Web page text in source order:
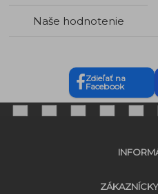
Naše hodnotenie
Zdieľať na
Facebook